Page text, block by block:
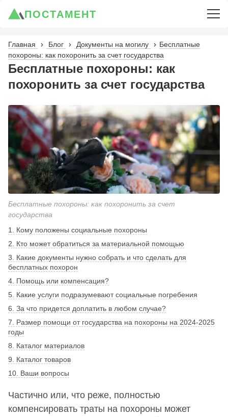
ПОСТАМЕНТ
Главная Блог Документы на могилу
Бесплатные
похороны: как похоронить за счет государства
Бесплатные похороны: как
похоронить за счет государства
Бесплатные похороны: как похоронить за счет
государства
1. Кому положены социальные похороны
2. Кто может обратиться за материальной помощью
3. Какие документы нужно собрать и что сделать для
бесплатных похорон
4. Помощь или компенсация?
5. Какие услуги подразумевают социальные погребения
6. За что придется доплатить в любом случае?
7. Размер помощи от государства на похороны на 2024-2025
годы
8. Каталог материалов
9. Каталог товаров
10. Ваши вопросы
Частично или, что реже, полностью
компенсировать траты на похороны может